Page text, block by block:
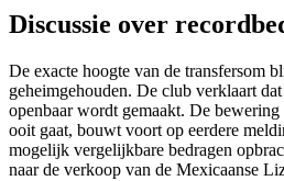
Discussie over
De exacte hoogte van de transfersom
geheimgehouden. De club verklaart
openbaar wordt gemaakt. De bewering
ooit gaat, bouwt voort op eerdere
mogelijk vergelijkbare bedragen
naar de verkoop van de Mexicaanse